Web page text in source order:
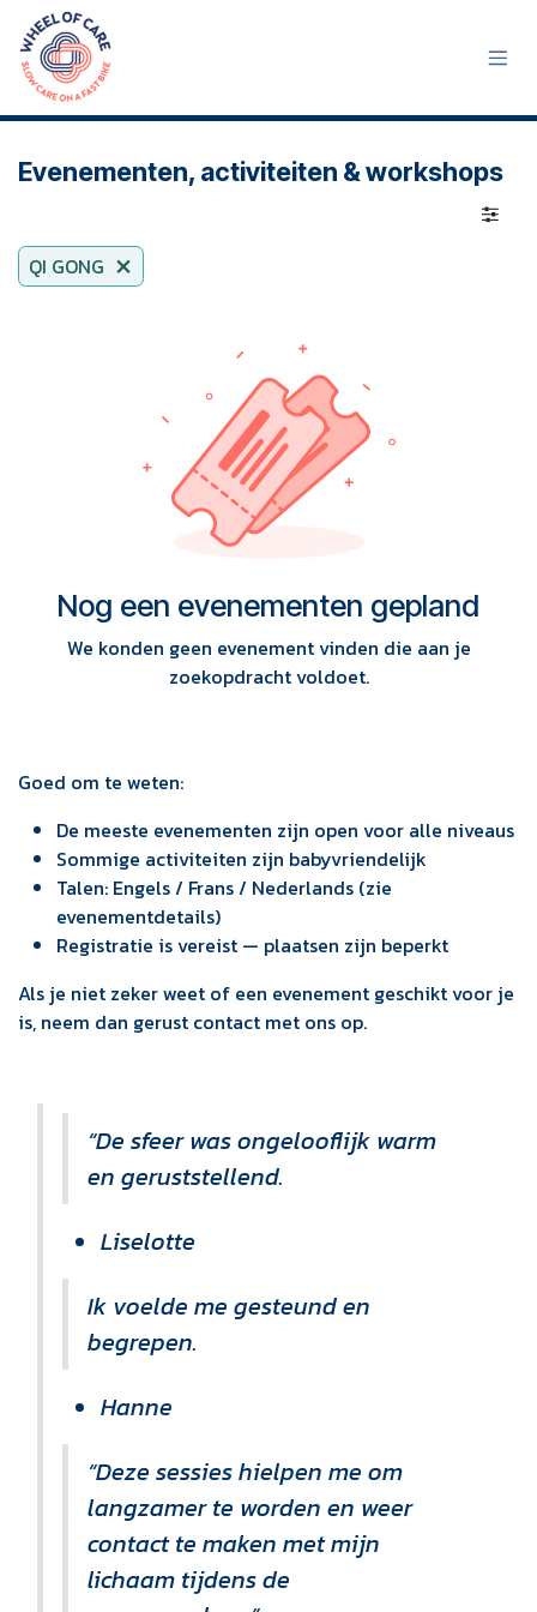
Overslaan naar inhoud
Evenementen, activiteiten & workshops
QI GONG
Nog een evenementen gepland
We konden geen evenement vinden die aan je
zoekopdracht voldoet.
Goed om te weten:
De meeste evenementen zijn open voor alle niveaus
Sommige activiteiten zijn babyvriendelijk
Talen: Engels / Frans / Nederlands (zie
evenementdetails)
Registratie is vereist — plaatsen zijn beperkt
Als je niet zeker weet of een evenement geschikt voor je
is, neem dan gerust contact met ons op.
“De sfeer was ongelooflijk warm
en geruststellend.
Liselotte
Ik voelde me gesteund en
begrepen.
Hanne
“Deze sessies hielpen me om
langzamer te worden en weer
contact te maken met mijn
lichaam tijdens de